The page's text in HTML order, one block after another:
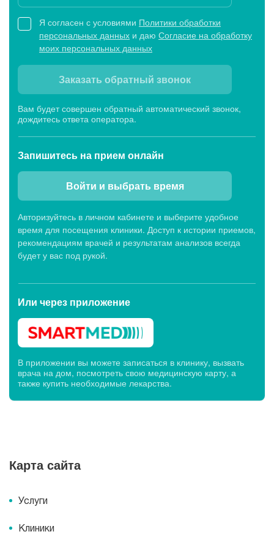
Клиника МЕДСИ-ДИАЛАЙН в г. Волжский, ул. им.
генерала Карбышева, 162
Сейчас открыто
Будни: c 07:00 до 20:00,
Сб: c 07:00 до 19:00, Вс: c 07:45 до 14:00
Центр хирургии МЕДСИ-ДИАЛАЙН в г.
Волжский, ул. Мира, 125
Будни: c 08:00 до 17:00, Сб, Вс: выходной
Я согласен с условиями Политики обработки
персональных данных и даю Согласие на обработку
моих персональных данных
Заказать обратный звонок
Вам будет совершен обратный автоматический звонок,
дождитесь ответа оператора.
Запишитесь на прием онлайн
Войти и выбрать время
Авторизуйтесь в личном кабинете и выберите удобное
время для посещения клиники. Доступ к истории приемов,
рекомендациям врачей и результатам анализов всегда
будет у вас под рукой.
Или через приложение
В приложении вы можете записаться в клинику, вызвать
врача на дом, посмотреть свою медицинскую карту, а
также купить необходимые лекарства.
Карта сайта
Услуги
Клиники